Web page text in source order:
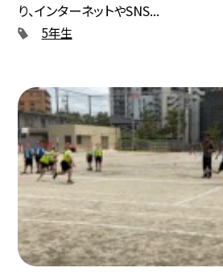
り、インターネットやSNS...
5年生